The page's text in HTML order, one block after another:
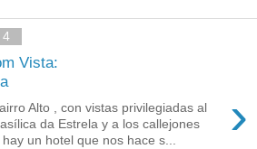
Vista:
›
Alto , con vistas privilegiadas al
da Estrela y a los callejones
un hotel que nos hace s...